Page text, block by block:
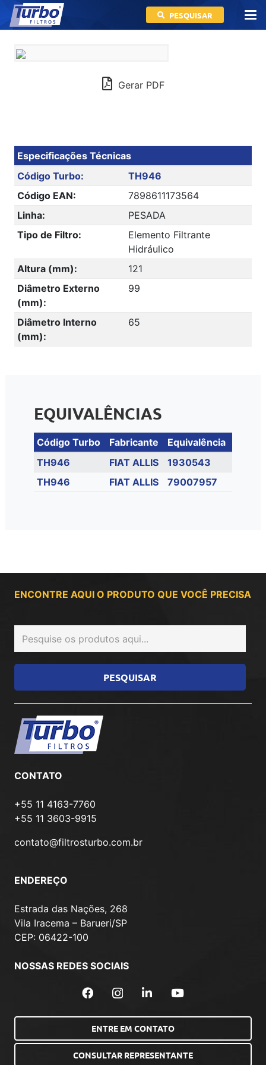
PESQUISAR
Gerar PDF
Especificações Técnicas
Código Turbo:
TH946
Código EAN:
7898611173564
Linha:
PESADA
Tipo de Filtro:
Elemento Filtrante
Hidráulico
Altura (mm):
121
Diâmetro Externo
(mm):
99
Diâmetro Interno
(mm):
65
EQUIVALÊNCIAS
Código Turbo Fabricante
Equivalência
TH946
FIAT ALLIS
1930543
TH946
FIAT ALLIS 79007957
ENCONTRE AQUI O PRODUTO QUE VOCÊ PRECISA
CONTATO
+55 11 4163-7760
+55 11 3603-9915
contato@filtrosturbo.com.br
ENDEREÇO
Estrada das Nações, 268
Vila Iracema – Barueri/SP
CEP: 06422-100
NOSSAS REDES SOCIAIS
ENTRE EM CONTATO
CONSULTAR REPRESENTANTE